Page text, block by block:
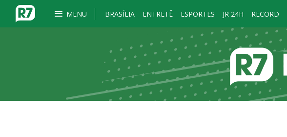
MENU BRASÍLIA ENTRETÊ ESPORTES JR 24H RECORD